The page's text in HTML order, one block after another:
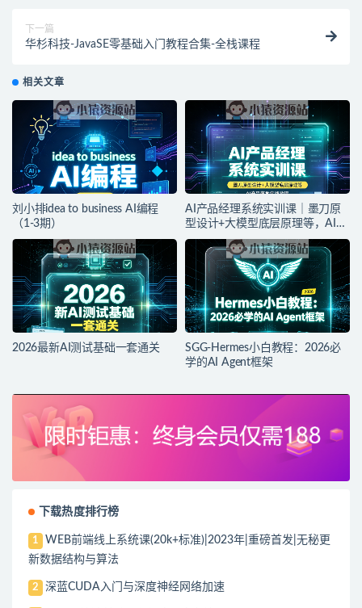
下一篇
华杉科技-JavaSE零基础入门教程合集-全栈课程
相关文章
刘小排idea to business AI编程
（1-3期）
AI产品经理系统实训课｜墨刀原
型设计+大模型底层原理等，AI产
品落地实战教程
2026最新AI测试基础一套通关
SGG-Hermes小白教程：2026必
学的AI Agent框架
下载热度排行榜
1
WEB前端线上系统课(20k+标准)|2023年|重磅首发|无秘更
新数据结构与算法
2 深蓝CUDA入门与深度神经网络加速